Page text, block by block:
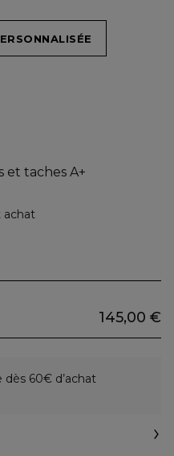
taches A+
achat
145,00 €
60€ d’achat